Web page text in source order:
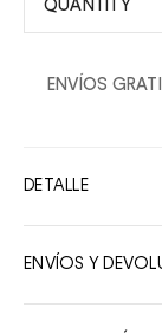
2ENVÍOS
DETALLE
ENVÍOS Y